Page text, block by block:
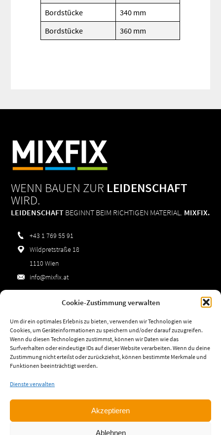
Cookie-Zustimmung verwalten
Um dir ein optimales Erlebnis zu bieten, verwenden wir Technologien wie
Cookies, um Geräteinformationen zu speichern und/oder darauf zuzugreifen.
Wenn du diesen Technologien zustimmst, können wir Daten wie das
Surfverhalten oder eindeutige IDs auf dieser Website verarbeiten. Wenn du deine
Zustimmung nicht erteilst oder zurückziehst, können bestimmte Merkmale und
Funktionen beeinträchtigt werden.
Dienste verwalten
Akzeptieren
Ablehnen
Bordstücke
340 mm
Bordstücke
360 mm
WENN BAUEN ZUR LEIDENSCHAFT
WIRD.
LEIDENSCHAFT BEGINNT BEIM RICHTIGEN MATERIAL. MIXFIX.
+43 1 769 55 91
Wildpretstraße 18
1110 Wien
info@mixfix.at
Datenschutz
AGBs
Cookie-Richtlinie (EU)
Fr:06:30-13:30